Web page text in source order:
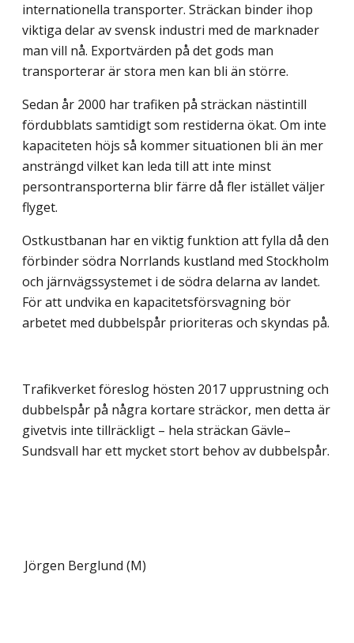
internationella transporter. Sträckan binder ihop
viktiga delar av svensk industri med de marknader
man vill nå. Exportvärden på det gods man
transporterar är stora men kan bli än större.
Sedan år 2000 har trafiken på sträckan nästintill
fördubblats samtidigt som restiderna ökat. Om inte
kapaciteten höjs så kommer situationen bli än mer
ansträngd vilket kan leda till att inte minst
persontransporterna blir färre då fler istället väljer
flyget.
Ostkustbanan har en viktig funktion att fylla då den
förbinder södra Norrlands kustland med Stockholm
och järnvägssystemet i de södra delarna av landet.
För att undvika en kapacitetsförsvagning bör
arbetet med dubbelspår prioriteras och skyndas på.
Trafikverket föreslog hösten 2017 upprustning och
dubbelspår på några kortare sträckor, men detta är
givetvis inte tillräckligt – hela sträckan Gävle–
Sundsvall har ett mycket stort behov av dubbelspår.
Jörgen Berglund (M)